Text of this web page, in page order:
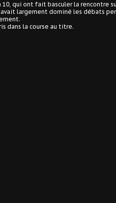
qui ont fait basculer la rencontre
largement dominé les débats
dans la course au titre.